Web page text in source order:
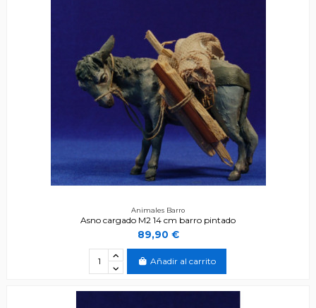
Animales Barro
Asno cargado M2 14 cm barro pintado
89,90 €
Añadir al carrito